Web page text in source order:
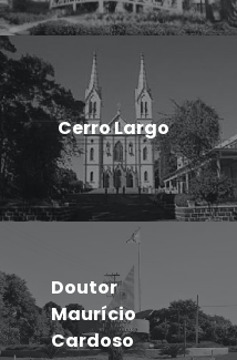
Cerro Largo
Doutor
Maurício
Cardoso